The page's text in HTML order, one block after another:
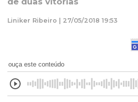
Liniker Ribeiro | 27/05/2018 19:53
ouça este conteúdo